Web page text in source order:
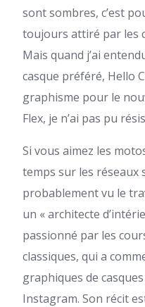
sont sombres, c’est
toujours attiré par les
Mais quand j’ai
casque préféré, Hello
graphisme pour le
Flex, je n’ai pas pu
Si vous aimez les
temps sur les réseaux
probablement vu le
un « architecte
passionné par les
classiques, qui a
graphiques de
Instagram. Son récit